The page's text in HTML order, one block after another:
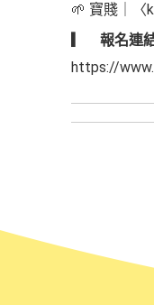
🌱 寶賤｜
▎ 報名連
https://